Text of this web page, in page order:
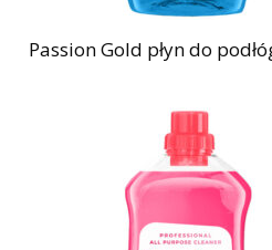
Passion Gold płyn do